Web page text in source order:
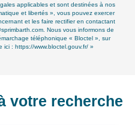
applicables et sont destinées à nos
et libertés », vous pouvez exercer
et les faire rectifier en contactant
Nous vous informons de
téléphonique « Bloctel », sur
ici : https://www.bloctel.gouv.fr/ »
votre recherche